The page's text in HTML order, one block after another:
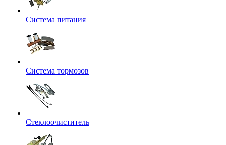
Система питания
Система тормозов
Стеклоочиститель